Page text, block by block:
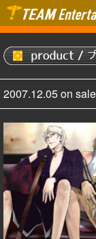
2007.12.05 on sale